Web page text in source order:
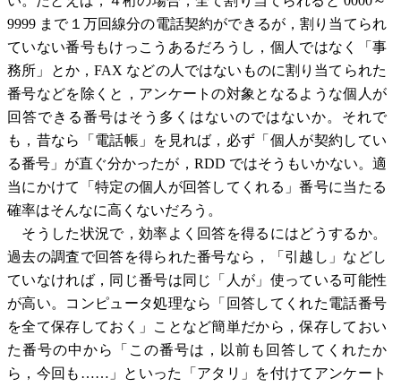
9999 まで１万回線分の電話契約ができるが，割り当てられ
ていない番号もけっこうあるだろうし，個人ではなく「事
務所」とか，FAX などの人ではないものに割り当てられた
番号などを除くと，アンケートの対象となるような個人が
回答できる番号はそう多くはないのではないか。それで
も，昔なら「電話帳」を見れば，必ず「個人が契約してい
る番号」が直ぐ分かったが，RDD ではそうもいかない。適
当にかけて「特定の個人が回答してくれる」番号に当たる
確率はそんなに高くないだろう。
そうした状況で，効率よく回答を得るにはどうするか。
過去の調査で回答を得られた番号なら，「引越し」などし
ていなければ，同じ番号は同じ「人が」使っている可能性
が高い。コンピュータ処理なら「回答してくれた電話番号
を全て保存しておく」ことなど簡単だから，保存しておい
た番号の中から「この番号は，以前も回答してくれたか
ら，今回も……」といった「アタリ」を付けてアンケート